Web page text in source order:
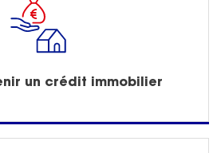
un crédit immobilier